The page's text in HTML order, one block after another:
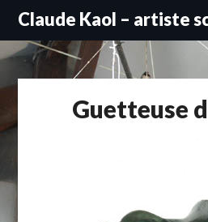
Skip
content
Claude Kaol – artiste
Guetteuse